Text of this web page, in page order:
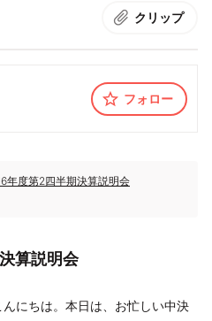
クリップ
フォロー
年度第2四半期決算説明会
算説明会
んにちは。本日は、お忙しい中決